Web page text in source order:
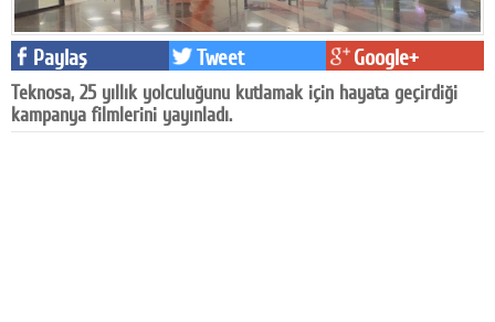
Televizyon
Dünya
Pr
Paylaş Tweet Google+
Teknosa, 25 yıllık yolculuğunu kutlamak için hayata geçirdiği
kampanya filmlerini yayınladı.